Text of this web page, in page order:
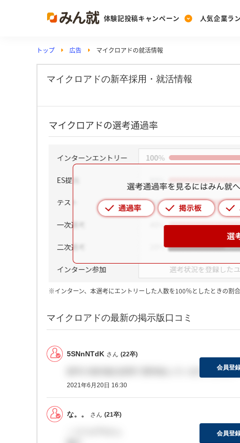
体験記投稿キャンペーン
Post
投稿する
人気企業ラ
Ranking
ランキングを見る
投票する
PickUp
注目の企業特集
動画で知ろう！業界・企
トップ 広告 マイクロアドの就活情報
マイクロアドの新卒採用・就活情報
マイクロアドの選考通過率
※インターン、本選考にエントリーした人数を100％としたときの割合
マイクロアドの最新の掲示版口コミ
5SNnNTdK さん (22卒)
新卒の海外拠点採用で選考進んでいる方いますか
2021年6月20日 16:30
会員登
な。。 さん (21卒)
会員登